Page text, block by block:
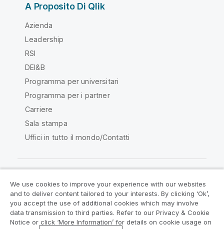
A Proposito Di Qlik
Azienda
Leadership
RSI
DEI&B
Programma per universitari
Programma per i partner
Carriere
Sala stampa
Uffici in tutto il mondo/Contatti
Qlik Community
Contratti
Termini del prodotto
We use cookies to improve your experience with our websites
and to deliver content tailored to your interests. By clicking ‘Ok’,
you accept the use of additional cookies which may involve
data transmission to third parties. Refer to our Privacy & Cookie
Notice or click ‘More Information’ for details on cookie usage on